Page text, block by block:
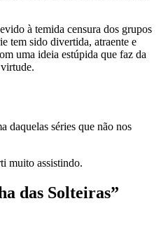
à temida censura dos grupos
tem sido divertida, atraente e
uma ideia estúpida que faz da
daquelas séries que não nos
muito assistindo.
das Solteiras”